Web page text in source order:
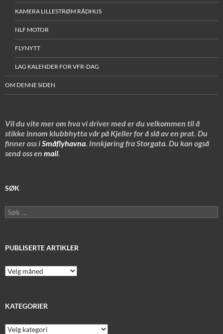
KAMERA LILLESTRØM RÅDHUS
NLF MOTOR
FLYNYTT
LAG KALENDER FOR VFR-DAG
OM DENNE SIDEN
Vil du vite mer om hva vi driver med er du velkommen til å
stikke innom klubbhytta vår på Kjeller for å slå av en prat. Du
finner oss iSmåflyhavna. Innkjøring fra Storgata. Du kan også
send oss en mail.
SØK
Søk
etter:
PUBLISERTE ARTIKLER
Publiserte
artikler
KATEGORIER
Kategorier